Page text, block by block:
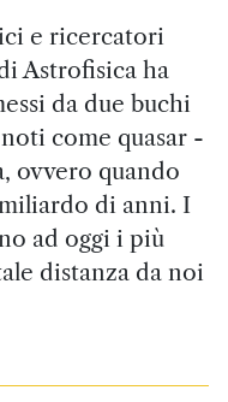
e ricercatori
Astrofisica ha
da due buchi
come quasar -
ovvero quando
di anni. I
ad oggi i più
distanza da noi